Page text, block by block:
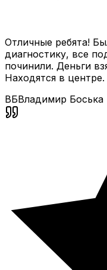
Отличные ребята!
диагностику, все
починили. Деньги
Находятся в
ВБВладимир Боська